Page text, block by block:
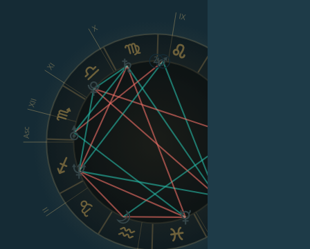
Asc
II
IX
X
XI
XII